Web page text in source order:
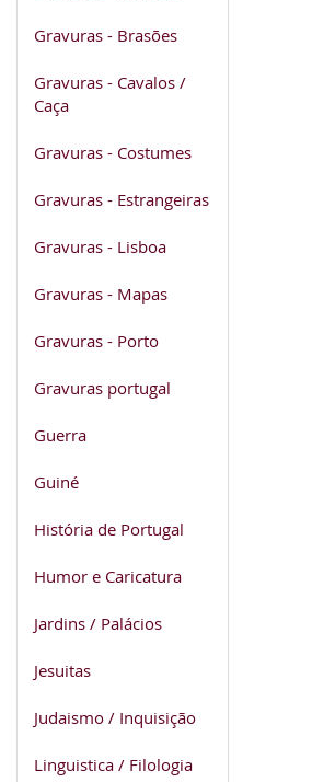
Gravuras - Brasões
Gravuras - Cavalos /
Caça
Gravuras - Costumes
Gravuras - Estrangeiras
Gravuras - Lisboa
Gravuras - Mapas
Gravuras - Porto
Gravuras portugal
Guerra
Guiné
História de Portugal
Humor e Caricatura
Jardins / Palácios
Jesuitas
Judaismo / Inquisição
Linguistica / Filologia